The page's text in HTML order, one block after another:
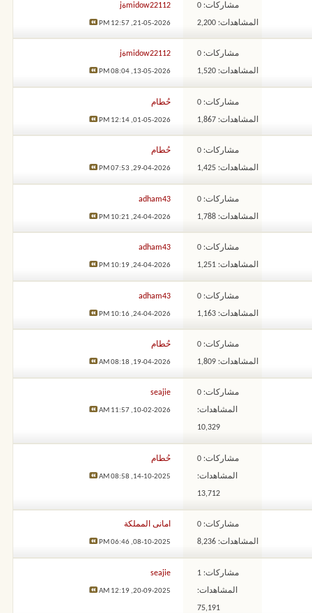
مشاركات: 0
المشاهدات: 2,200
midow22112ةj
21-05-2026,
12:57 PM
مشاركات: 0
المشاهدات: 1,520
midow22112ةj
13-05-2026,
08:04 PM
مشاركات: 0
المشاهدات: 1,867
حُطام
01-05-2026,
12:14 PM
مشاركات: 0
المشاهدات: 1,425
حُطام
29-04-2026,
07:53 PM
مشاركات: 0
المشاهدات: 1,788
adham43
24-04-2026,
10:21 PM
مشاركات: 0
المشاهدات: 1,251
adham43
24-04-2026,
10:19 PM
مشاركات: 0
المشاهدات: 1,163
adham43
24-04-2026,
10:16 PM
مشاركات: 0
المشاهدات: 1,809
حُطام
19-04-2026,
08:18 AM
مشاركات: 0
المشاهدات:
10,329
seajie
10-02-2026,
11:57 AM
مشاركات: 0
المشاهدات:
13,712
حُطام
14-10-2025,
08:58 AM
مشاركات: 0
المشاهدات: 8,236
امانى المملكة
08-10-2025,
06:46 PM
مشاركات: 1
المشاهدات:
75,191
seajie
20-09-2025,
12:19 AM